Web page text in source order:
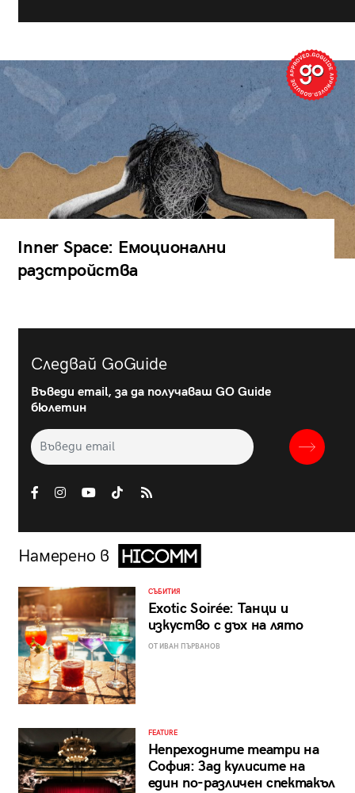
Inner Space: Емоционални
разстройства
Следвай GoGuide
Въведи email, за да получаваш GO Guide
бюлетин
Намерено в
СЪБИТИЯ
Exotic Soirée: Танци и
изкуство с дъх на лято
ОТ ИВАН ПЪРВАНОВ
FEATURE
Непреходните театри на
София: Зад кулисите на
един по-различен спектакъл